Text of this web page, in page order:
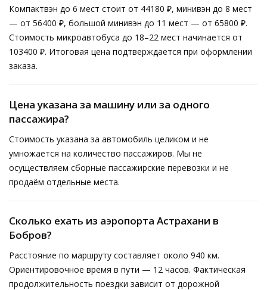
Компактвэн до 6 мест стоит от 44180 ₽, минивэн до 8 мест
— от 56400 ₽, большой минивэн до 11 мест — от 65800 ₽.
Стоимость микроавтобуса до 18–22 мест начинается от
103400 ₽. Итоговая цена подтверждается при оформлении
заказа.
Цена указана за машину или за одного
пассажира?
Стоимость указана за автомобиль целиком и не
умножается на количество пассажиров. Мы не
осуществляем сборные пассажирские перевозки и не
продаём отдельные места.
Сколько ехать из аэропорта Астрахани в
Бобров?
Расстояние по маршруту составляет около 940 км.
Ориентировочное время в пути — 12 часов. Фактическая
продолжительность поездки зависит от дорожной